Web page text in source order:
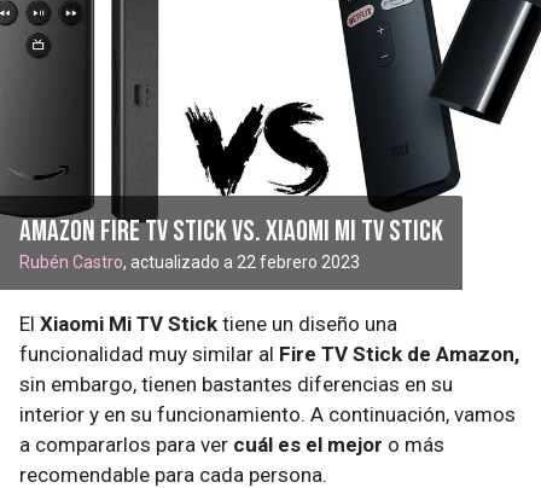
Amazon Fire TV Stick Vs. Xiaomi Mi TV Stick
Rubén Castro, actualizado a 22 febrero 2023
El Xiaomi Mi TV Stick tiene un diseño una
funcionalidad muy similar al Fire TV Stick de Amazon,
sin embargo, tienen bastantes diferencias en su
interior y en su funcionamiento. A continuación, vamos
a compararlos para ver cuál es el mejor o más
recomendable para cada persona.